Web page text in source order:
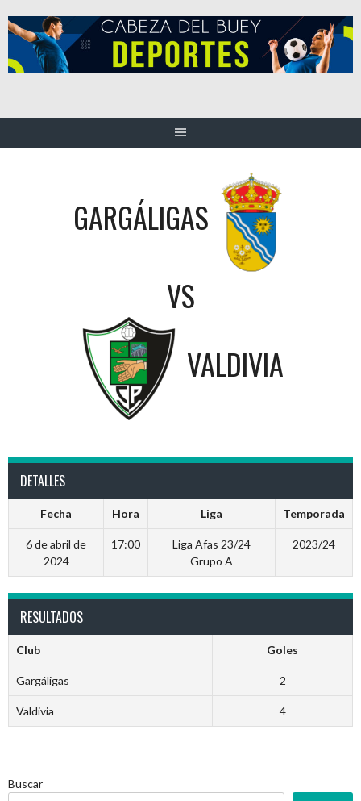
al
contenido
GARGÁLIGAS
VS
VALDIVIA
DETALLES
Fecha Hora Liga Temporada
6 de abril de
2024
17:00
Liga Afas 23/24
Grupo A
2023/24
RESULTADOS
Club Goles
Gargáligas 2
Valdivia 4
Buscar